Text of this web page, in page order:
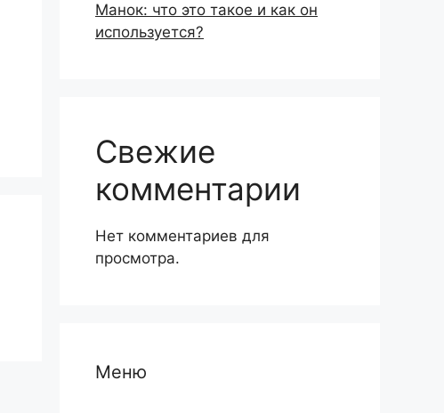
Манок: что это такое и как он
используется?
Свежие
комментарии
Нет комментариев для
просмотра.
Меню